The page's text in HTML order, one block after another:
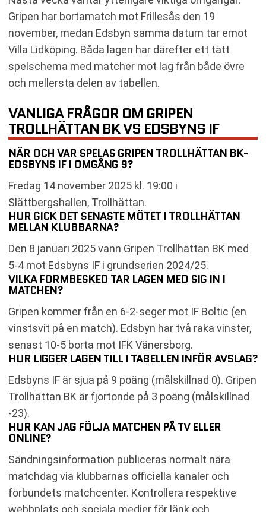
Gripen har bortamatch mot Frillesås den 19
november, medan Edsbyn samma datum tar emot
Villa Lidköping. Båda lagen har därefter ett tätt
spelschema med matcher mot lag från både övre
och mellersta delen av tabellen.
VANLIGA FRÅGOR OM GRIPEN
TROLLHÄTTAN BK VS EDSBYNS IF
NÄR OCH VAR SPELAS GRIPEN TROLLHÄTTAN BK-
EDSBYNS IF I OMGÅNG 9?
Fredag 14 november 2025 kl. 19:00 i
Slättbergshallen, Trollhättan.
HUR GICK DET SENASTE MÖTET I TROLLHÄTTAN
MELLAN KLUBBARNA?
Den 8 januari 2025 vann Gripen Trollhättan BK med
5-4 mot Edsbyns IF i grundserien 2024/25.
VILKA FORMBESKED TAR LAGEN MED SIG IN I
MATCHEN?
Gripen kommer från en 6-2-seger mot IF Boltic (en
vinstsvit på en match). Edsbyn har två raka vinster,
senast 10-5 borta mot IFK Vänersborg.
HUR LIGGER LAGEN TILL I TABELLEN INFÖR AVSLAG?
Edsbyns IF är sjua på 9 poäng (målskillnad 0). Gripen
Trollhättan BK är fjortonde på 3 poäng (målskillnad
-23).
HUR KAN JAG FÖLJA MATCHEN PÅ TV ELLER
ONLINE?
Sändningsinformation publiceras normalt nära
matchdag via klubbarnas officiella kanaler och
förbundets matchcenter. Kontrollera respektive
webbplats och sociala medier för länk och